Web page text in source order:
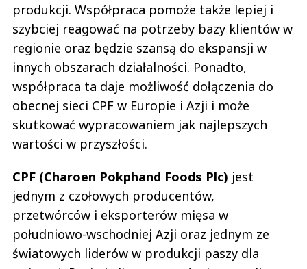
produkcji. Współpraca pomoże także lepiej i
szybciej reagować na potrzeby bazy klientów w
regionie oraz będzie szansą do ekspansji w
innych obszarach działalności. Ponadto,
współpraca ta daje możliwość dołączenia do
obecnej sieci CPF w Europie i Azji i może
skutkować wypracowaniem jak najlepszych
wartości w przyszłości.
CPF (Charoen Pokphand Foods Plc) jest
jednym z czołowych producentów,
przetwórców i eksporterów mięsa w
południowo-wschodniej Azji oraz jednym ze
światowych liderów w produkcji paszy dla